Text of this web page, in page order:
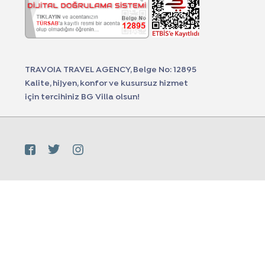
TRAVOIA TRAVEL AGENCY, Belge No: 12895
Kalite, hijyen, konfor ve kusursuz hizmet
için tercihiniz BG Villa olsun!